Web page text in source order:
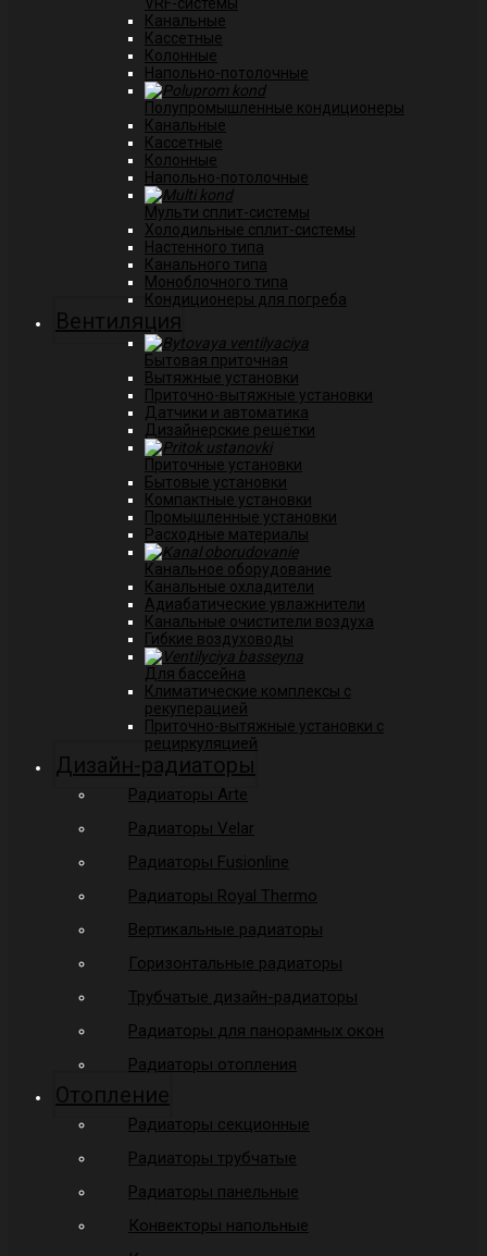
Канальные
Касcетные
Колонные
Напольно-потолочные
Полупромышленные кондиционеры
Канальные
Кассетные
Колонные
Напольно-потолочные
Мульти сплит-системы
Холодильные сплит-системы
Настенного типа
Канального типа
Моноблочного типа
Кондиционеры для погреба
Вентиляция
Бытовая приточная
Вытяжные установки
Приточно-вытяжные установки
Датчики и автоматика
Дизайнерские решётки
Приточные установки
Бытовые установки
Компактные установки
Промышленные установки
Расходные материалы
Канальное оборудование
Канальные охладители
Адиабатические увлажнители
Канальные очистители воздуха
Гибкие воздуховоды
Для бассейна
Климатические комплексы с
рекуперацией
Приточно-вытяжные установки с
рециркуляцией
Дизайн-радиаторы
Радиаторы Arte
Радиаторы Velar
Радиаторы Fusionline
Радиаторы Royal Thermo
Вертикальные радиаторы
Горизонтальные радиаторы
Трубчатые дизайн-радиаторы
Радиаторы для панорамных окон
Радиаторы отопления
Отопление
Радиаторы секционные
Радиаторы трубчатые
Радиаторы панельные
Конвекторы напольные